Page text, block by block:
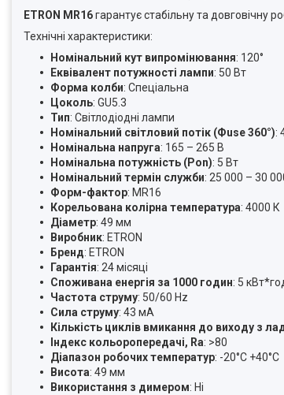
ETRON MR16гарантує стабільну та довговічну
Технічні характеристики:
Номінальний кут випромінювання: 120°
Еквівалент потужності лампи: 50 Вт
Форма колби: Спеціальна
Цоколь: GU5.3
Тип: Світлодіодні лампи
Номінальний світловий потік (Фuse 360°):
Номінальна напруга: 165 – 265 В
Номінальна потужність (Pon): 5 Вт
Номінальний термін служби: 25 000 – 30
Форм-фактор: MR16
Корельована колірна температура: 4000 К
Діаметр: 49 мм
Виробник: ETRON
Бренд: ETRON
Гарантія: 24 місяці
Споживана енергія за 1000 годин: 5
Частота струму: 50/60 Hz
Сила струму: 43 мА
Кількість циклів вмикання до виходу з
Індекс кольоропередачі, Ra: >80
Діапазон робочих температур: -20°C +40°C
Висота: 49 мм
Використання з димером: Ні